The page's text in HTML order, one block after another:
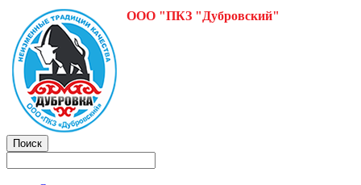
ООО "ПКЗ "Дубровский"